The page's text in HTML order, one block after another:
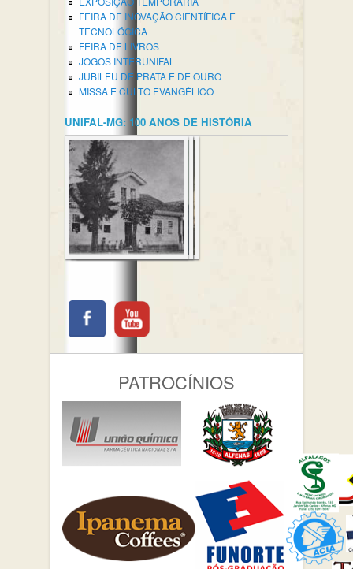
FEIRA DE INOVAÇÃO CIENTÍFICA E
TECNOLÓGICA
FEIRA DE LIVROS
JOGOS INTERUNIFAL
JUBILEU DE PRATA E DE OURO
MISSA E CULTO EVANGÉLICO
UNIFAL-MG: 100 ANOS DE HISTÓRIA
PATROCÍNIOS